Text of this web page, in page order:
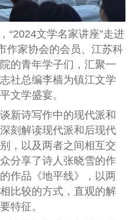
文学名家讲座”走进
作家协会的会员、江苏科
的青年学子们，汇聚一
社总编李樯为镇江文学
文学盛宴。
诗写作中的现代派和
刻解读现代派和后现代
，以及两者之间相互交
分享了诗人张晓雪的作
作品《地平线》，以两
比较的方式，直观的解
特征。